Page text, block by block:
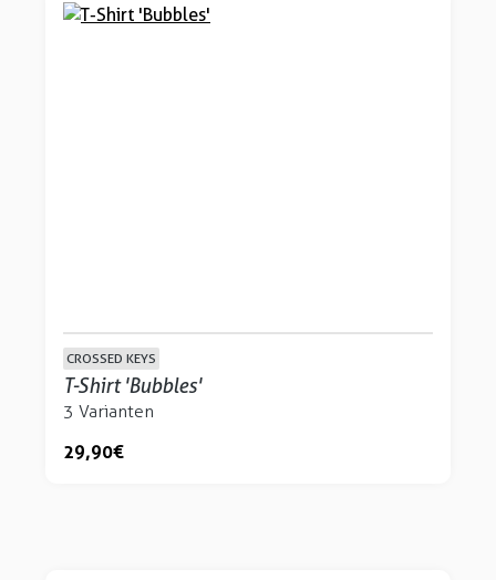
CROSSED KEYS
T-Shirt 'Bubbles'
3 Varianten
29,90 €